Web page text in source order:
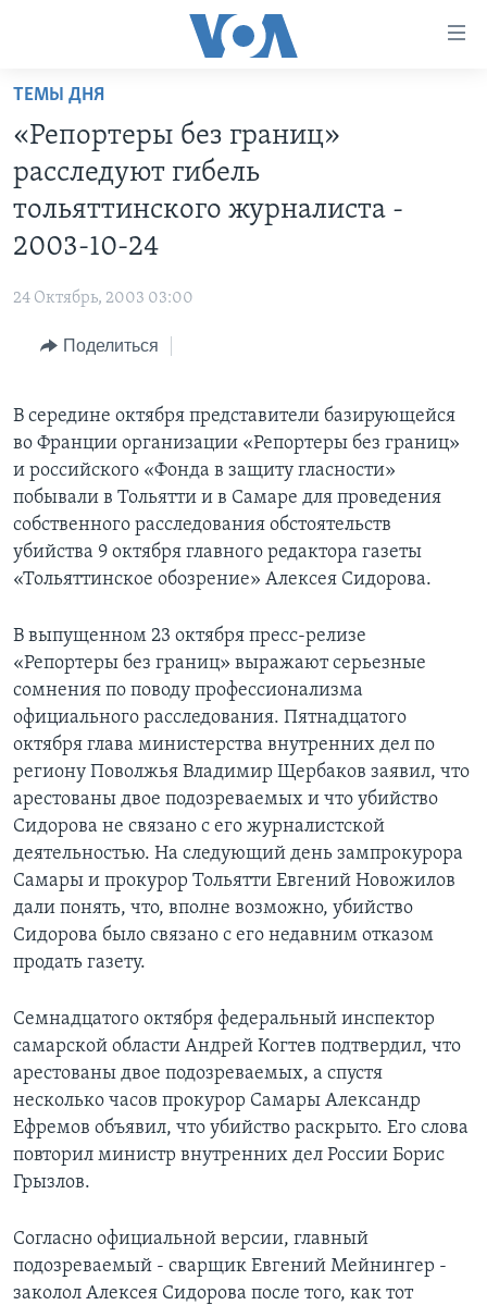
Перейти
основной
контент
Перейти
основной
Перейти
поиск
ПРОГРАММЫ
НОВОСТИ ЗА МИНУТУ
ПОЧЕМУ ЭТО ВАЖНО?
ДИСКУССИЯ VOA
НЬЮ-ЙОРК NEW YORK
АМЕРИКА. БОЛЬШОЕ ПУТЕШЕСТВИЕ
ПРОЕКТЫ
УЧИМ АНГЛИЙСКИЙ
А КАК В АМЕРИКЕ?
АРТЕФАКТЫ
ТЕСТЫ
ЭКСПЕРТИЗА
ФАКТЫ ПРОТИВ ФЕЙКОВ
ЗА СВОБОДУ ПРЕССЫ
ВИДЕО
ПОДПИСКА НА НОВОСТИ
Learning English
СОЦИАЛЬНЫЕ СЕТИ
Языки
ТЕМЫ ДНЯ
«Репортеры без границ»
расследуют гибель
тольяттинского журналиста -
2003-10-24
24 Октябрь, 2003 03:00
Поделиться
В середине октября представители базирующейся
во Франции организации «Репортеры без границ»
и российского «Фонда в защиту гласности»
побывали в Тольятти и в Самаре для проведения
собственного расследования обстоятельств
убийства 9 октября главного редактора газеты
«Тольяттинское обозрение» Алексея Сидорова.
В выпущенном 23 октября пресс-релизе
«Репортеры без границ» выражают серьезные
сомнения по поводу профессионализма
официального расследования. Пятнадцатого
октября глава министерства внутренних дел по
региону Поволжья Владимир Щербаков заявил, что
арестованы двое подозреваемых и что убийство
Сидорова не связано с его журналистской
деятельностью. На следующий день зампрокурора
Самары и прокурор Тольятти Евгений Новожилов
дали понять, что, вполне возможно, убийство
Сидорова было связано с его недавним отказом
продать газету.
Семнадцатого октября федеральный инспектор
самарской области Андрей Когтев подтвердил, что
арестованы двое подозреваемых, а спустя
несколько часов прокурор Самары Александр
Ефремов объявил, что убийство раскрыто. Его слова
повторил министр внутренних дел России Борис
Грызлов.
Согласно официальной версии, главный
подозреваемый - сварщик Евгений Мейнингер -
заколол Алексея Сидорова после того, как тот